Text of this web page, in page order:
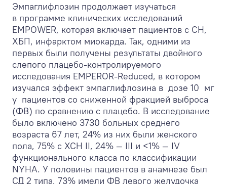
Эмпаглифлозин продолжает изучаться
в программе клинических исследований
EMPOWER, которая включает пациентов с СН,
ХБП, инфарктом миокарда. Так, одними из
первых были получены результаты двойного
слепого плацебо-контролируемого
исследования EMPEROR-Reduced, в котором
изучался эффект эмпаглифлозина в дозе 10 мг
у пациентов со сниженной фракцией выброса
(ФВ) по сравнению с плацебо. В исследование
было включено 3730 больных среднего
возраста 67 лет, 24% из них были женского
пола, 75% с ХСН II, 24% — III и <1% — IV
функционального класса по классификации
NYHA. У половины пациентов в анамнезе был
СД 2 типа, 73% имели ФВ левого желудочка